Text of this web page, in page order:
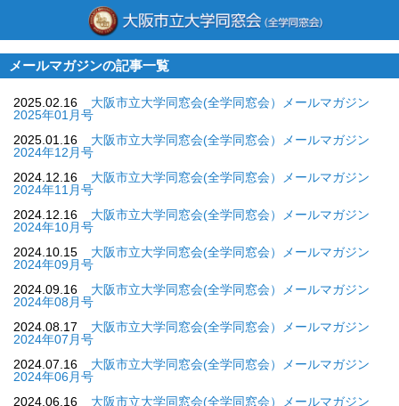
メールマガジンの記事一覧
2025.02.16
大阪市立大学同窓会(全学同窓会）メールマガジン
2025年01月号
2025.01.16
大阪市立大学同窓会(全学同窓会）メールマガジン
2024年12月号
2024.12.16
大阪市立大学同窓会(全学同窓会）メールマガジン
2024年11月号
2024.12.16
大阪市立大学同窓会(全学同窓会）メールマガジン
2024年10月号
2024.10.15
大阪市立大学同窓会(全学同窓会）メールマガジン
2024年09月号
2024.09.16
大阪市立大学同窓会(全学同窓会）メールマガジン
2024年08月号
2024.08.17
大阪市立大学同窓会(全学同窓会）メールマガジン
2024年07月号
2024.07.16
大阪市立大学同窓会(全学同窓会）メールマガジン
2024年06月号
2024.06.16
大阪市立大学同窓会(全学同窓会）メールマガジン